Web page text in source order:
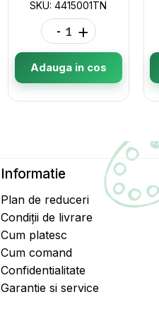
SKU: 4415001TN
- +
Adauga in cos
Informatie
Plan de reduceri
Condiții de livrare
Cum platesc
Cum comand
Confidentialitate
Garantie si service